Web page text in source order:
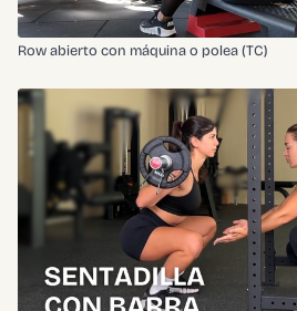
Row abierto con máquina o polea (TC)